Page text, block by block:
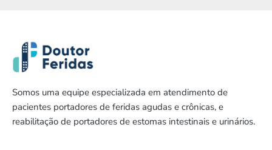
Somos uma equipe especializada em atendimento de
pacientes portadores de feridas agudas e crônicas, e
reabilitação de portadores de estomas intestinais e urinários.